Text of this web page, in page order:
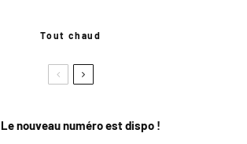
Tout chaud
Le nouveau numéro est dispo !